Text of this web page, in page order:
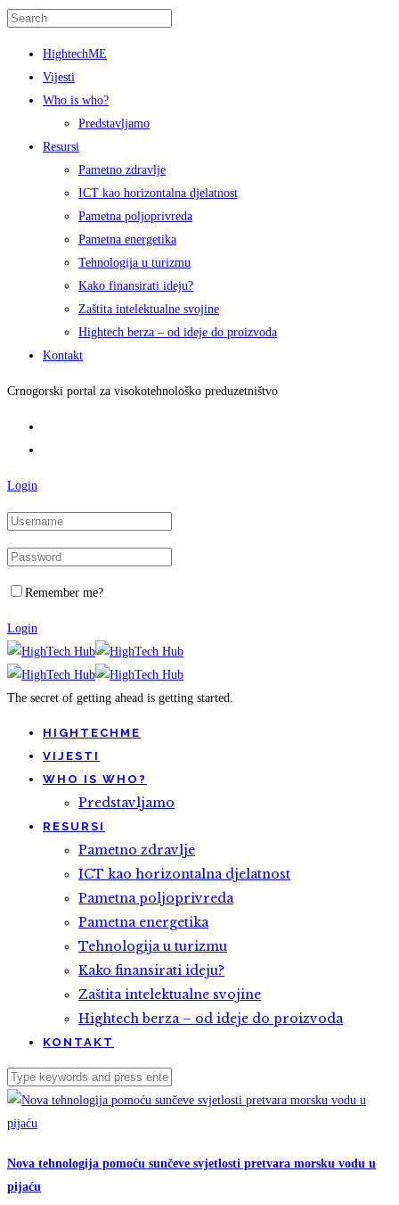
HightechME
Vijesti
Who is who?
Predstavljamo
Resursi
Pametno zdravlje
ICT kao horizontalna djelatnost
Pametna poljoprivreda
Pametna energetika
Tehnologija u turizmu
Kako finansirati ideju?
Zaštita intelektualne svojine
Hightech berza – od ideje do proizvoda
Kontakt
Crnogorski portal za visokotehnološko preduzetništvo
Login
Remember me?
Login
The secret of getting ahead is getting started.
HIGHTECHME
VIJESTI
WHO IS WHO?
Predstavljamo
RESURSI
Pametno zdravlje
ICT kao horizontalna djelatnost
Pametna poljoprivreda
Pametna energetika
Tehnologija u turizmu
Kako finansirati ideju?
Zaštita intelektualne svojine
Hightech berza – od ideje do proizvoda
KONTAKT
Nova tehnologija pomoću sunčeve svjetlosti pretvara morsku vodu u
pijaću